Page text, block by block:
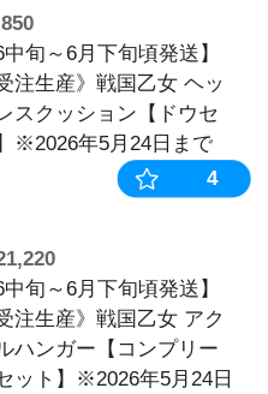
※2026年5月
【6中旬～6月
《受注生産》
ドレスクッシ